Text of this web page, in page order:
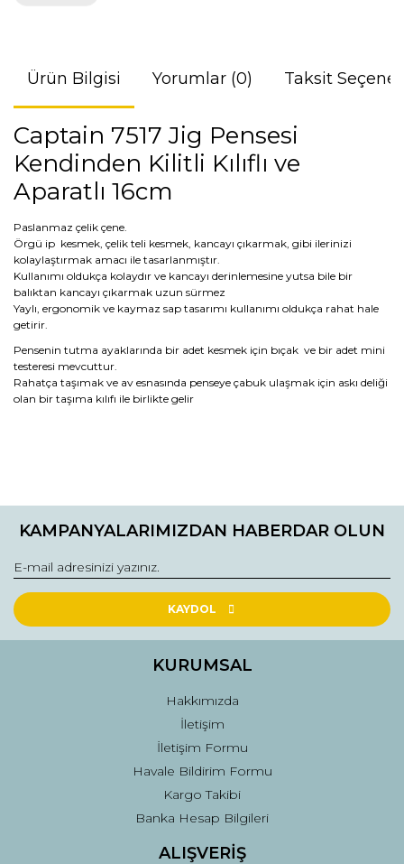
Ürün Bilgisi Yorumlar (0) Taksit
Captain 7517 Jig Pensesi
Kendinden Kilitli Kılıflı ve
Aparatlı 16cm
Paslanmaz çelik çene.
Örgü ip kesmek, çelik teli kesmek, kancayı çıkarmak, gibi ilerinizi
kolaylaştırmak amacı ile tasarlanmıştır.
Kullanımı oldukça kolaydır ve kancayı derinlemesine yutsa bile bir
balıktan kancayı çıkarmak uzun sürmez
Yaylı, ergonomik ve kaymaz sap tasarımı kullanımı oldukça rahat hale
getirir.
Pensenin tutma ayaklarında bir adet kesmek için bıçak ve bir adet mini
testeresi mevcuttur.
Rahatça taşımak ve av esnasında penseye çabuk ulaşmak için askı deliği
olan bir taşıma kılıfı ile birlikte gelir
konularda yetersiz gördüğünüz noktaları öneri formunu
Görüş ve önerileriniz için teşekkür ederiz.
Ürün resmi kalitesiz, bozuk veya görüntülenemiyor.
Ürün açıklamasında eksik bilgiler bulunuyor.
Ürün fiyatı diğer sitelerden daha pahalı.
Gönder
KAMPANYALARIMIZDAN HABERDAR OLUN
KAYDOL
KURUMSAL
Hakkımızda
İletişim
İletişim Formu
Havale Bildirim Formu
Kargo Takibi
Banka Hesap Bilgileri
ALIŞVERİŞ